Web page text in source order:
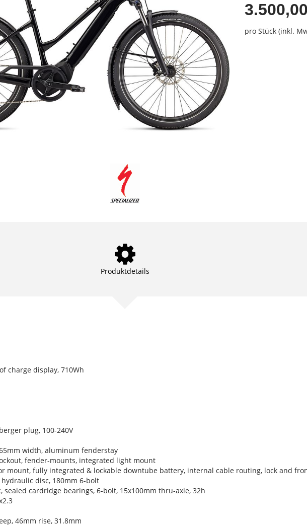
pro Stück (inkl.
Produktdetails
charge display, 710Wh
plug, 100-240V
width, aluminum fenderstay
fender-mounts, integrated light mount
mount, fully integrated & lockable downtube battery, internal cable routing, lock and
hydraulic disc, 180mm 6-bolt
cardridge bearings, 6-bolt, 15x100mm thru-axle, 32h
46mm rise, 31.8mm